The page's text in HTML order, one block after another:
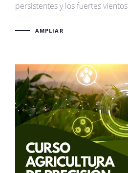
persistentes y los fuertes vientos
AMPLIAR